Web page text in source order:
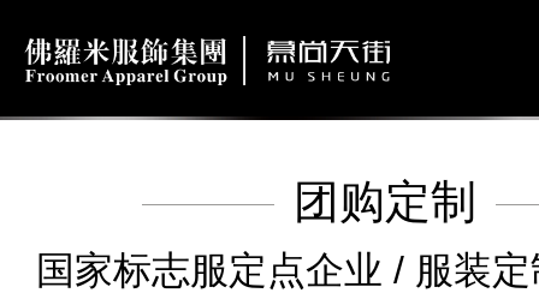
团购定制
国家标志服定点企业 / 服装